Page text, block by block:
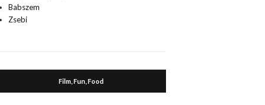
Babszem
Zsebi
Film, Fun, Food